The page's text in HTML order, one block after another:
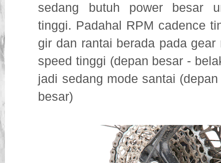
sedang butuh power besar
tinggi. Padahal RPM cadence
gir dan rantai berada pada gear
speed tinggi (depan besar -
jadi sedang mode santai
besar)